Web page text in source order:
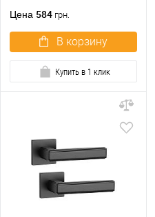
Цена 584 грн.
В корзину
Купить в 1 клик